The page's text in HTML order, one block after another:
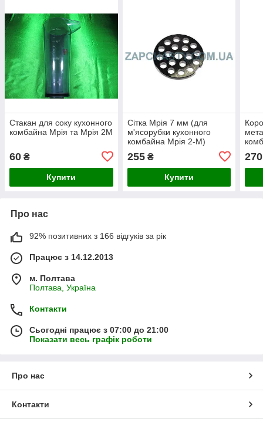
Стакан для соку кухонного
комбайна Мрія та Мрія 2М
60 ₴
Купити
Сітка Мрія 7 мм (для
м'ясорубки кухонного
комбайна Мрія 2-М)
255₴
Купити
270
Про нас
92% позитивних з 166 відгуків за рік
Працює з 14.12.2013
м. Полтава
Полтава, Україна
Контакти
Сьогодні працює з 07:00 до 21:00
Показати весь графік роботи
Про нас
Контакти